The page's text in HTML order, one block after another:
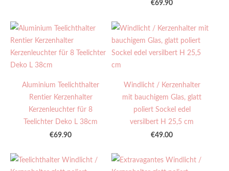
Aluminium Teelichthalter
Rentier Kerzenhalter
Kerzenleuchter für 8
Teelichter Deko L 38cm
€69.90
Windlicht / Kerzenhalter
mit bauchigem Glas, glatt
poliert Sockel edel
versilbert H 25,5 cm
€49.00